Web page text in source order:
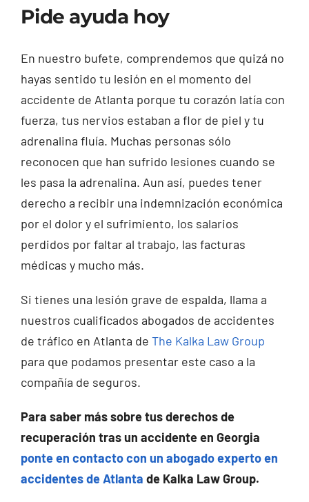
Pide ayuda hoy
En nuestro bufete, comprendemos que quizá no
hayas sentido tu lesión en el momento del
accidente de Atlanta porque tu corazón latía con
fuerza, tus nervios estaban a flor de piel y tu
adrenalina fluía. Muchas personas sólo
reconocen que han sufrido lesiones cuando se
les pasa la adrenalina. Aun así, puedes tener
derecho a recibir una indemnización económica
por el dolor y el sufrimiento, los salarios
perdidos por faltar al trabajo, las facturas
médicas y mucho más.
Si tienes una lesión grave de espalda, llama a
nuestros cualificados abogados de accidentes
de tráfico en Atlanta de The Kalka Law Group
para que podamos presentar este caso a la
compañía de seguros.
Para saber más sobre tus derechos de
recuperación tras un accidente en Georgia
ponte en contacto con un abogado experto en
accidentes de Atlanta de Kalka Law Group.